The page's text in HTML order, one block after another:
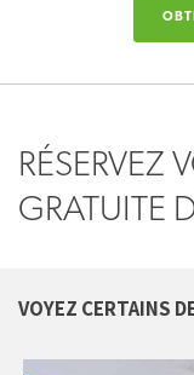
RÉSERVEZ
GRATUITE
VOYEZ CERTAINS